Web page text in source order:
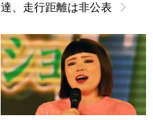
達、走行距離は非公表